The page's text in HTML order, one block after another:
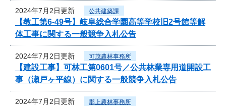
2024年7月2日更新 公共建築課
【教工第6-49号】岐阜総合学園高等学校旧2号館等解
体工事に関する一般競争入札公告
2024年7月2日更新 可茂農林事務所
【建設工事】可林工第0601号／公共林業専用道開設工
事（瀬戸ヶ平線）に関する一般競争入札公告
2024年7月2日更新 郡上農林事務所